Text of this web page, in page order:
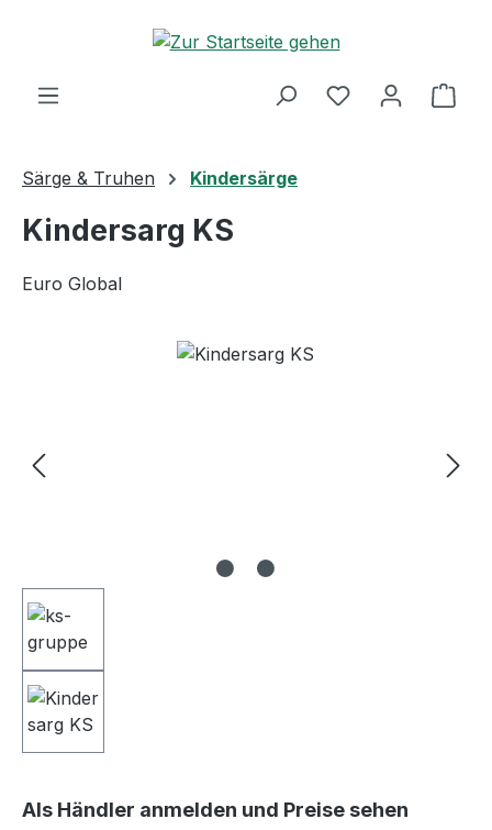
Zum Hauptinhalt springen
Särge & Truhen Kindersärge
Kindersarg KS
Euro Global
Bildergalerie überspringen
Als Händler anmelden und Preise sehen